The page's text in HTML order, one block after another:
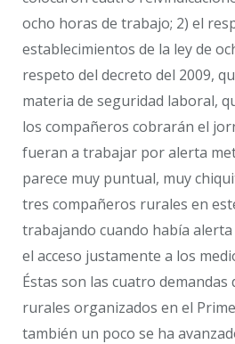
ocho horas de trabajo; 2) el
establecimientos de la ley de
respeto del decreto del 2009,
materia de seguridad laboral,
los compañeros cobrarán el
fueran a trabajar por alerta
parece muy puntual, muy
tres compañeros rurales en
trabajando cuando había
el acceso justamente a los
Éstas son las cuatro
rurales organizados en el
también un poco se ha